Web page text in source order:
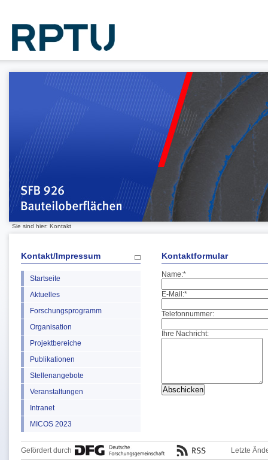
Sie sind hier: Kontakt
Kontakt/Impressum
Startseite
Aktuelles
Forschungsprogramm
Organisation
Projektbereiche
Publikationen
Stellenangebote
Veranstaltungen
Intranet
MICOS 2023
Kontaktformular
Name:*
E-Mail:*
Telefonnummer:
Ihre Nachricht:
Gefördert durch Letzte